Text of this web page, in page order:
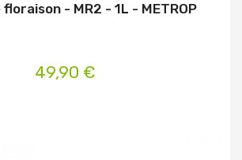
floraison - MR2 - 1L - METROP
49,90 €